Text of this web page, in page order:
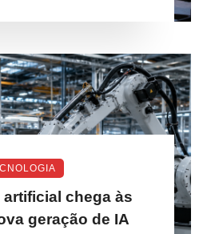
chega às
geração de IA